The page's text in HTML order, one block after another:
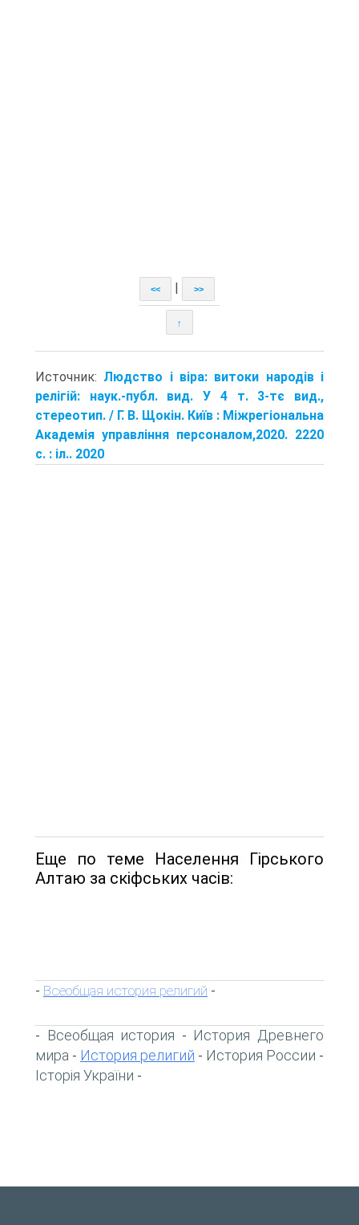
<< >>
↑
Источник: Людство і віра: витоки народів і
релігій: наук.-публ. вид. У 4 т. 3-тє вид.,
стереотип. / Г. В. Щокін. Київ : Міжрегіональна
Академія управління персоналом,2020. 2220
с. : іл.. 2020
Еще по теме Населення Гірського
Алтаю за скіфських часів:
- Всеобщая история религий -
- Всеобщая история - История Древнего
мира - История религий - История России -
Історія України -